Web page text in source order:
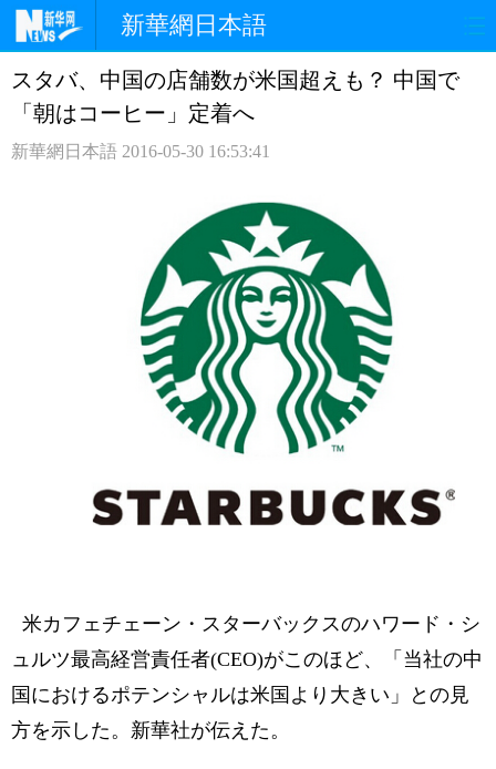
新華網日本語
ホームページ 政治 経済
スタバ、中国の店舗数が米国超えも？ 中国で
「朝はコーヒー」定着へ
新華網日本語 2016-05-30 16:53:41
米カフェチェーン・スターバックスのハワード・シ
ュルツ最高経営責任者(CEO)がこのほど、「当社の中
国におけるポテンシャルは米国より大きい」との見
方を示した。新華社が伝えた。